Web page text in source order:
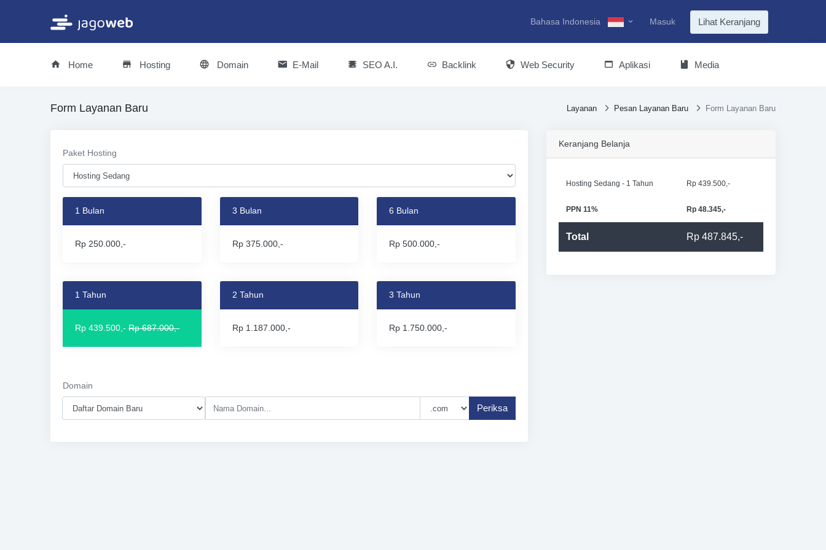
Bahasa Indonesia Masuk Lihat Keranjang
Home Hosting Domain E-Mail SEO A.I. Backlink Web Security Aplikasi Media
Layanan Pesan Layanan Baru Form Layanan Baru
Form Layanan Baru
Paket Hosting
1 Bulan
Rp 250.000,-
3 Bulan
Rp 375.000,-
6 Bulan
Rp 500.000,-
1 Tahun
Rp 439.500,-Rp 687.000,-
2 Tahun
Rp 1.187.000,-
3 Tahun
Rp 1.750.000,-
Domain
Periksa
Keranjang Belanja
Hosting Sedang - 1 Tahun Rp 439.500,-
PPN 11% Rp 48.345,-
Total Rp 487.845,-